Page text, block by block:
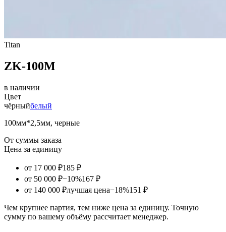
Titan
ZK-100M
в наличии
Цвет
чёрныйбелый
100мм*2,5мм, черные
От суммы заказа
Цена за единицу
от 17 000 ₽185 ₽
от 50 000 ₽−10%167 ₽
от 140 000 ₽лучшая цена−18%151 ₽
Чем крупнее партия, тем ниже цена за единицу. Точную
сумму по вашему объёму рассчитает менеджер.